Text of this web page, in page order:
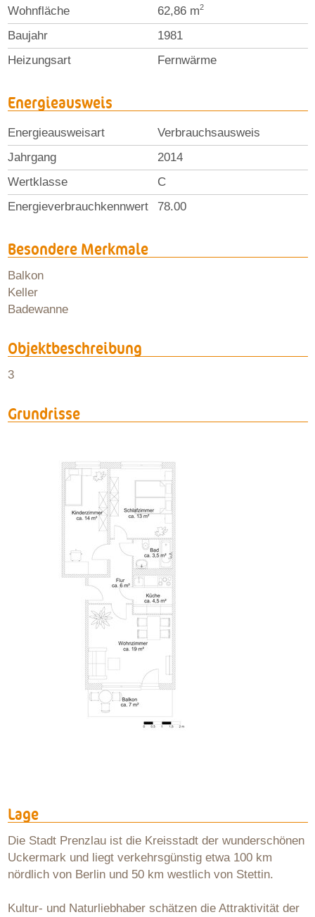
Wohnfläche
62,86 m2
Baujahr
1981
Heizungsart
Fernwärme
Energieausweis
Energieausweisart
Verbrauchsausweis
Jahrgang
2014
Wertklasse
C
Energieverbrauchkennwert
78.00
Besondere Merkmale
Balkon
Keller
Badewanne
Objektbeschreibung
3
Grundrisse
Lage
Die Stadt Prenzlau ist die Kreisstadt der wunderschönen
Uckermark und liegt verkehrsgünstig etwa 100 km
nördlich von Berlin und 50 km westlich von Stettin.
Kultur- und Naturliebhaber schätzen die Attraktivität der